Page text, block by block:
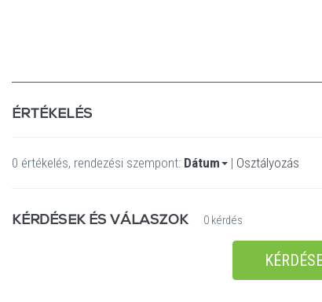
ÉRTÉKELÉS
0 értékelés, rendezési szempont: Dátum | Osztályozás
KÉRDÉSEK ÉS VÁLASZOK 0 kérdés